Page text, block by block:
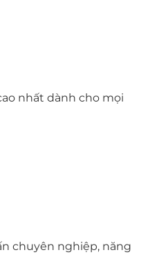
nhất dành cho mọi
chuyên nghiệp, năng